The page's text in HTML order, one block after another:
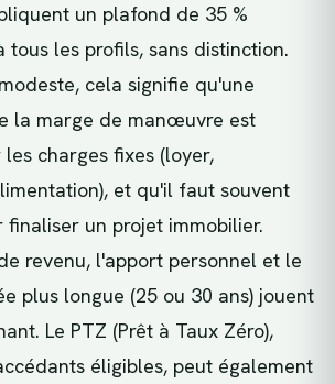
un plafond de 35 %
tous les profils, sans distinction.
cela signifie qu'une
la marge de manœuvre est
charges fixes (loyer,
et qu'il faut souvent
un projet immobilier.
revenu, l'apport personnel et le
plus longue (25 ou 30 ans) jouent
Le PTZ (Prêt à Taux Zéro),
éligibles, peut également